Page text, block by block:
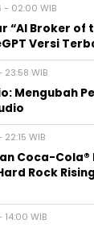
02:00 WIB
“AI Broker of
Versi
WIB
Mengubah
WIB
Coca-
Rock
WIB